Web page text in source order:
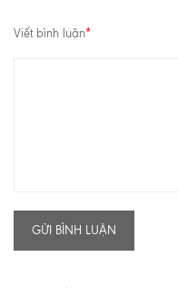
Viết bình luận*
GỬI BÌNH LUẬN